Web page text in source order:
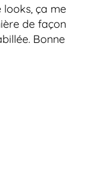
looks, ça me
de façon
Bonne